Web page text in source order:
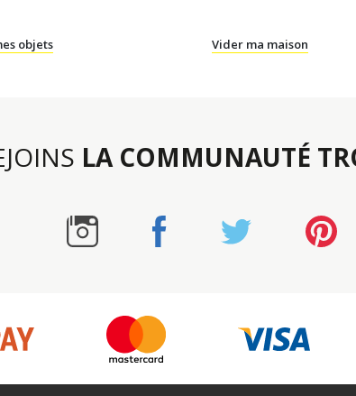
objets Vider ma maison
LA COMMUNAUTÉ